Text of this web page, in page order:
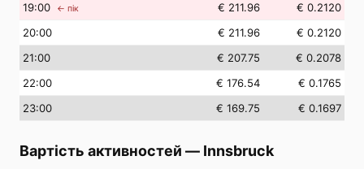
19:00 ← пік € 211.96
€ 0.2120
20:00 € 211.96
€ 0.2120
21:00 € 207.75
€ 0.2078
22:00 € 176.54
€ 0.1765
23:00 € 169.75 € 0.1697
Вартість активностей — Innsbruck